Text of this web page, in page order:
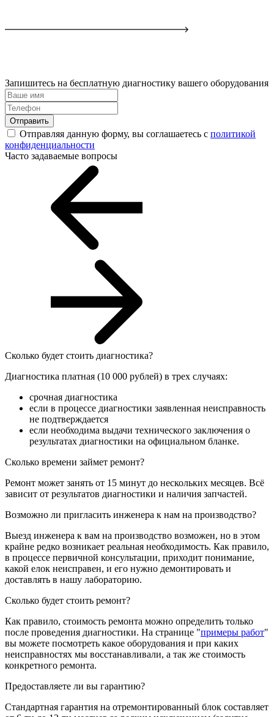
Запишитесь на бесплатную диагностику вашего оборудования
Отправить
Отправляя данную форму, вы соглашаетесь с политикой
конфиденциальности
Часто задаваемые вопросы
Сколько будет стоить диагностика?
Диагностика платная (10 000 рублей) в трех случаях:
срочная диагностика
если в процессе диагностики заявленная неисправность
не подтверждается
если необходима выдачи технического заключения о
результатах диагностики на официальном бланке.
Сколько времени займет ремонт?
Ремонт может занять от 15 минут до нескольких месяцев. Всё
зависит от результатов диагностики и наличия запчастей.
Возможно ли пригласить инженера к нам на производство?
Выезд инженера к вам на производство возможен, но в этом
крайне редко возникает реальная необходимость. Как правило,
в процессе первичной консультации, приходит понимание,
какой елок неисправен, и его нужно демонтировать и
доставлять в нашу лабораторию.
Сколько будет стоить ремонт?
Как правило, стоимость ремонта можно определить только
после проведения диагностики. На странице "примеры работ"
вы можете посмотреть какое оборудования и при каких
неисправностях мы восстанавливали, а так же стоимость
конкретного ремонта.
Предоставляете ли вы гарантию?
Стандартная гарантия на отремонтированный блок составляет